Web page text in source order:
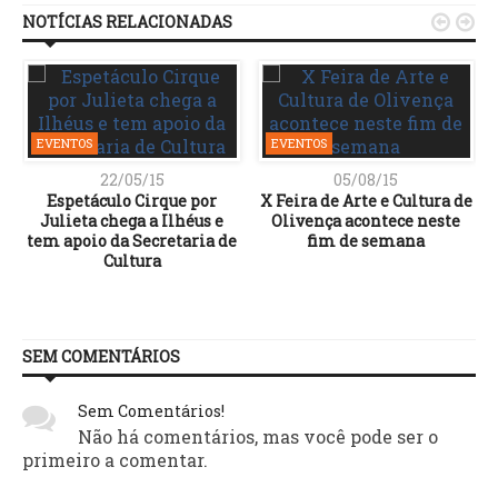
NOTÍCIAS RELACIONADAS
EVENTOS
22/05/15
Espetáculo Cirque por
Julieta chega a Ilhéus e
tem apoio da Secretaria de
Cultura
EVENTOS
05/08/15
X Feira de Arte e Cultura de
Olivença acontece neste
fim de semana
 
SEM COMENTÁRIOS
Sem Comentários!
Não há comentários, mas você pode ser o
primeiro a comentar.